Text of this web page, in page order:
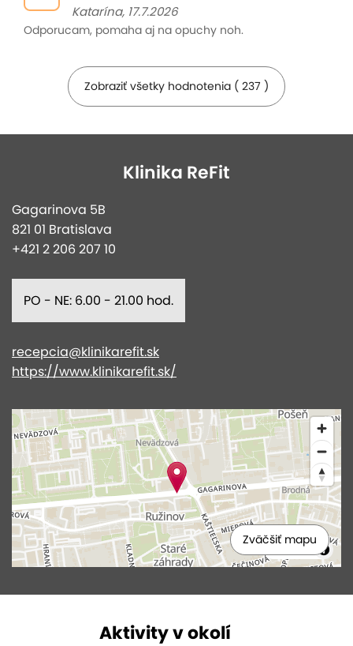
Katarína, 17.7.2026
Odporucam, pomaha aj na opuchy noh.
Zobraziť všetky hodnotenia ( 237 )
Klinika ReFit
Gagarinova 5B
821 01 Bratislava
+421 2 206 207 10
PO - NE: 6.00 - 21.00 hod.
recepcia@klinikarefit.sk
https://www.klinikarefit.sk/
Zväčšiť mapu
MapLibre
Aktivity v okolí